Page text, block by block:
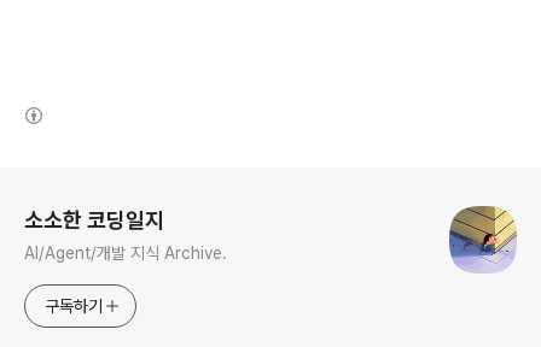
소소한 코딩일지
AI/Agent/개발 지식 Archive.
구독하기